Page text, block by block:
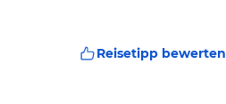
Reisetipp bewerten